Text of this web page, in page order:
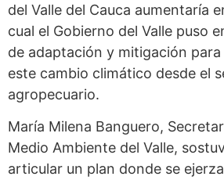
del Valle del Cauca aumentaría
cual el Gobierno del Valle puso
de adaptación y mitigación
este cambio climático desde el
agropecuario.
María Milena Banguero,
Medio Ambiente del Valle,
articular un plan donde se